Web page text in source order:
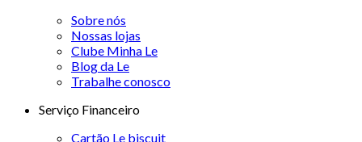
Sobre nós
Nossas lojas
Clube Minha Le
Blog da Le
Trabalhe conosco
Serviço Financeiro
Cartão Le biscuit